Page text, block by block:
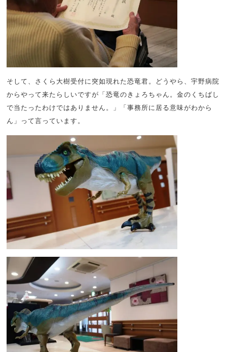
そして、さくら大樹受付に突如現れた恐竜君。どうやら、宇野病院
からやって来たらしいですが「恐竜のきょろちゃん。金のくちばし
で当たったわけではありません。」「事務所に居る意味がわから
ん」って言っています。